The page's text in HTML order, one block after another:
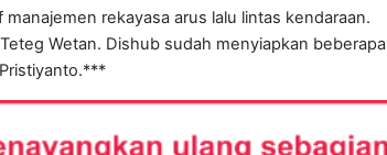
rekayasa arus lalu lintas kendaraan.
Wetan. Dishub sudah menyiapkan beberapa